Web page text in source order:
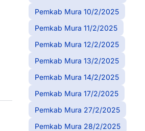
Pemkab Mura 10/2/2025
Pemkab Mura 11/2/2025
Pemkab Mura 12/2/2025
Pemkab Mura 13/2/2025
Pemkab Mura 14/2/2025
Pemkab Mura 17/2/2025
Pemkab Mura 27/2/2025
Pemkab Mura 28/2/2025